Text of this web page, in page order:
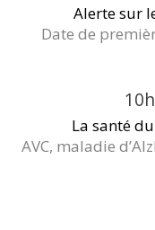
Alerte sur
Date de
La santé
AVC, maladie